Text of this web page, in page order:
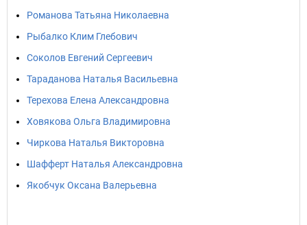
Романова Татьяна Николаевна
Рыбалко Клим Глебович
Соколов Евгений Сергеевич
Тараданова Наталья Васильевна
Терехова Елена Александровна
Ховякова Ольга Владимировна
Чиркова Наталья Викторовна
Шафферт Наталья Александровна
Якобчук Оксана Валерьевна